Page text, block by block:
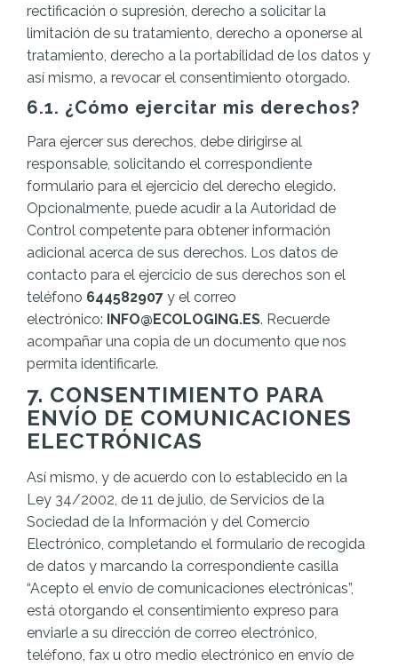
rectificación o supresión, derecho a solicitar la
limitación de su tratamiento, derecho a oponerse al
tratamiento, derecho a la portabilidad de los datos y
así mismo, a revocar el consentimiento otorgado.
6.1. ¿Cómo ejercitar mis derechos?
Para ejercer sus derechos, debe dirigirse al
responsable, solicitando el correspondiente
formulario para el ejercicio del derecho elegido.
Opcionalmente, puede acudir a la Autoridad de
Control competente para obtener información
adicional acerca de sus derechos. Los datos de
contacto para el ejercicio de sus derechos son el
teléfono 644582907 y el correo
electrónico: INFO@ECOLOGING.ES. Recuerde
acompañar una copia de un documento que nos
permita identificarle.
7. CONSENTIMIENTO PARA
ENVÍO DE COMUNICACIONES
ELECTRÓNICAS
Así mismo, y de acuerdo con lo establecido en la
Ley 34/2002, de 11 de julio, de Servicios de la
Sociedad de la Información y del Comercio
Electrónico, completando el formulario de recogida
de datos y marcando la correspondiente casilla
“Acepto el envío de comunicaciones electrónicas”,
está otorgando el consentimiento expreso para
enviarle a su dirección de correo electrónico,
teléfono, fax u otro medio electrónico en envío de